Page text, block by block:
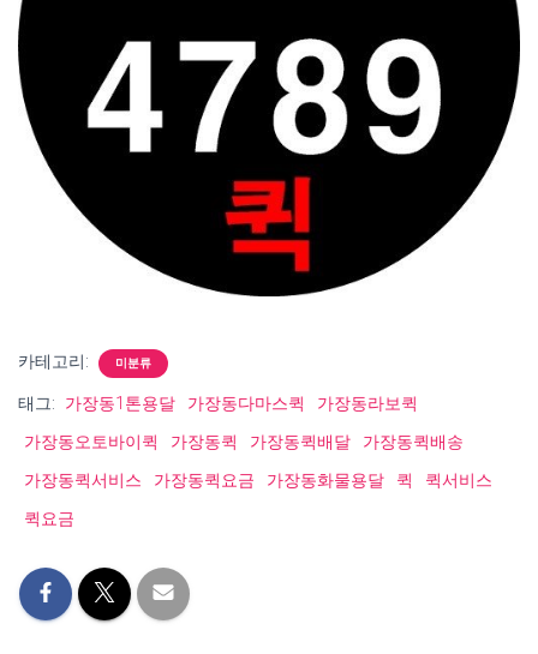
카테고리: 미분류
태그: 가장동1톤용달 가장동다마스퀵
가장동라보퀵
가장동오토바이퀵
가장동퀵 가장동퀵배달
가장동퀵배송
가장동퀵서비스
가장동퀵요금 가장동화물용달 퀵
퀵서비스
퀵요금